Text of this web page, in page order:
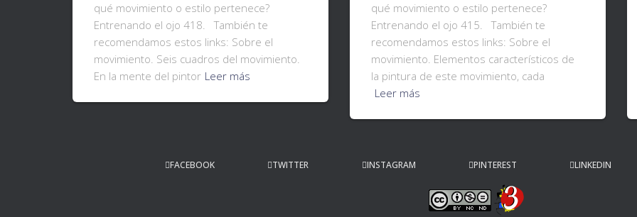
qué movimiento o estilo pertenece?
Entrenando el ojo 418. También te
recomendamos estos links: Sobre el
movimiento. Seis cuadros del movimiento.
En la mente del pintor Leer más
qué movimiento o estilo pertenece?
Entrenando el ojo 415. También te
recomendamos estos links: Sobre el
movimiento. Elementos característicos de
la pintura de este movimiento, cada
Leer más
FACEBOOK TWITTER INSTAGRAM PINTEREST LINKEDIN